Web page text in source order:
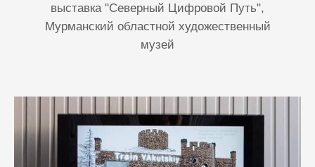
выставка "Северный Цифровой Путь",
Мурманский областной художественный
музей